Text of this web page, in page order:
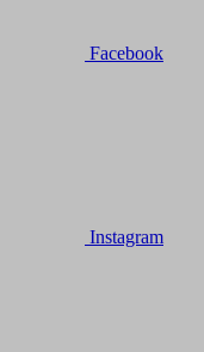
Facebook
Instagram